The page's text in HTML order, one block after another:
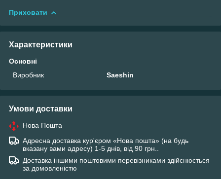
Приховати
Характеристики
Основні
Виробник
Saeshin
Умови доставки
Нова Пошта
Адресна доставка кур'єром «Нова пошта» (на будь
вказану вами адресу) 1-5 днів, від 90 грн..
Доставка іншими поштовими перевізниками здійснюється
за домовленістю